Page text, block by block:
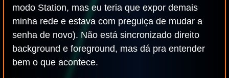
modo Station, mas eu teria que expor demais
minha rede e estava com preguiça de mudar a
senha de novo). Não está sincronizado direito
background e foreground, mas dá pra entender
bem o que acontece.